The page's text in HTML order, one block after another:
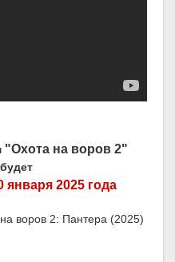
"Охота на воров 2"
января 2025 года
воров 2: Пантера (2025)